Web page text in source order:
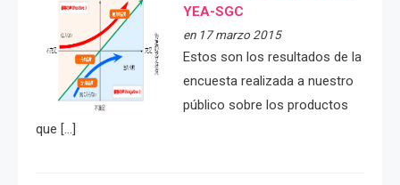
YEA-SGC
en 17 marzo 2015
Estos son los resultados de la
encuesta realizada a nuestro
público sobre los productos
que […]